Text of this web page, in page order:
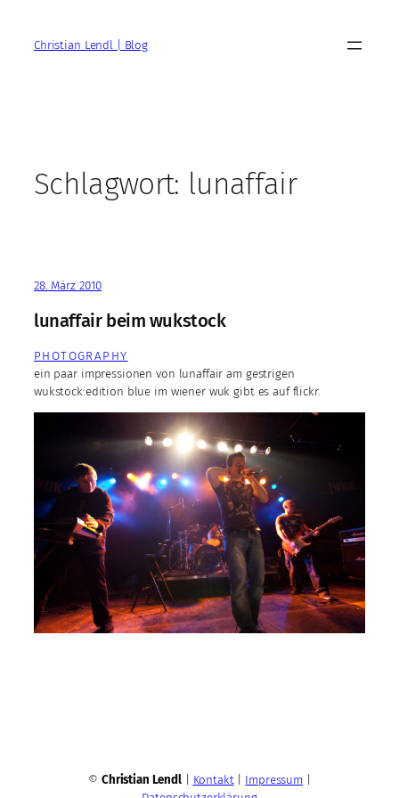
springenChristian Lendl | Blog
Schlagwort: lunaffair
28. März 2010
lunaffair beim wukstock
PHOTOGRAPHY
ein paar impressionen von lunaffair am gestrigen
wukstock:edition blue im wiener wuk gibt es auf flickr.
© Christian Lendl| Kontakt| Impressum